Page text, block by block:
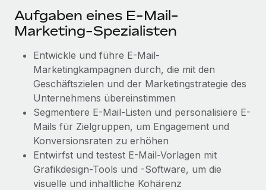
aller Größen dabei unterstützen, die beste...
Wie Phiture 55 Mitarbeiter:innen in 19 Ländern
mit Remote verwaltet
Phiture ist der unumstrittene Marktführer im Bereich der
Wachstumsberatung für mobile Apps. Das...
Mehr erfahren
Aufgaben eines E-Mail-
Marketing-Spezialisten
Entwickle und führe E-Mail-
Marketingkampagnen durch, die mit den
Geschäftszielen und der Marketingstrategie des
Unternehmens übereinstimmen
Segmentiere E-Mail-Listen und personalisiere E-
Mails für Zielgruppen, um Engagement und
Konversionsraten zu erhöhen
Entwirfst und testest E-Mail-Vorlagen mit
Grafikdesign-Tools und -Software, um die
visuelle und inhaltliche Kohärenz